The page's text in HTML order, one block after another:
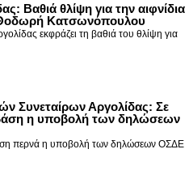
Βαθιά θλίψη για την αιφνίδια
Κατσωνόπουλου
εκφράζει τη βαθιά του θλίψη για
Συνεταίρων Αργολίδας: Σε
η υποβολή των δηλώσεων
περνά η υποβολή των δηλώσεων ΟΣΔΕ